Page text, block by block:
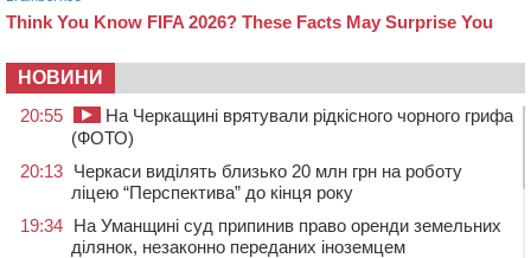
НОВИНИ
20:55
На Черкащині врятували рідкісного чорного грифа
(ФОТО)
20:13 Черкаси виділять близько 20 млн грн на роботу
ліцею “Перспектива” до кінця року
19:34 На Уманщині суд припинив право оренди земельних
ділянок, незаконно переданих іноземцем